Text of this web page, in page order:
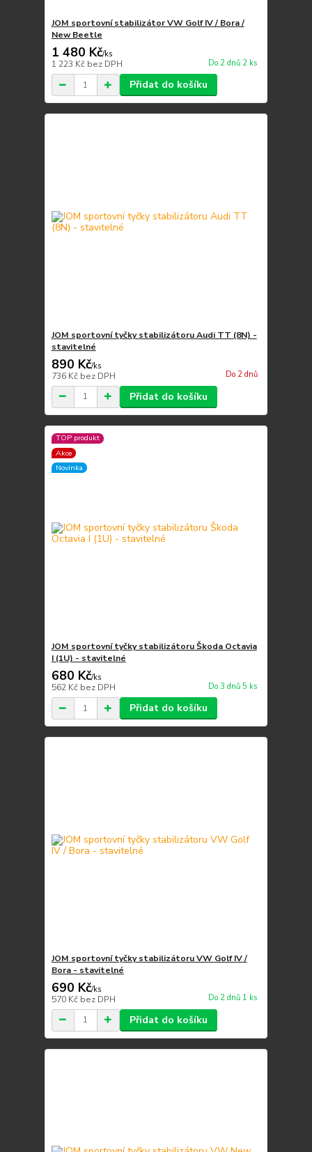
JOM sportovní stabilizátor VW Golf IV / Bora /
New Beetle
1 480 Kč/ks
1 223 Kč bez DPH Do 2 dnů 2 ks
Přidat do košíku
JOM sportovní tyčky stabilizátoru Audi TT (8N) -
stavitelné
890 Kč/ks
736 Kč bez DPH Do 2 dnů
Přidat do košíku
TOP produkt
Akce
Novinka
JOM sportovní tyčky stabilizátoru Škoda Octavia
I (1U) - stavitelné
680 Kč/ks
562 Kč bez DPH Do 3 dnů 5 ks
Přidat do košíku
JOM sportovní tyčky stabilizátoru VW Golf IV /
Bora - stavitelné
690 Kč/ks
570 Kč bez DPH Do 2 dnů 1 ks
Přidat do košíku